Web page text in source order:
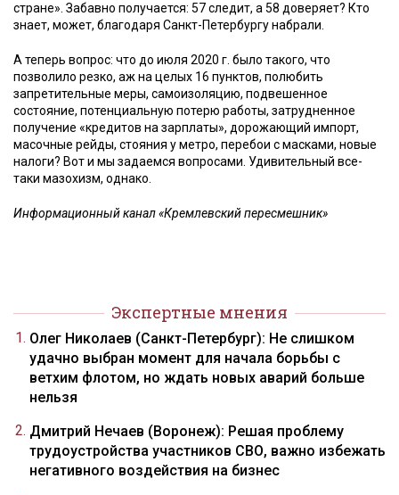
стране». Забавно получается: 57 следит, а 58 доверяет? Кто
знает, может, благодаря Санкт-Петербургу набрали.
А теперь вопрос: что до июля 2020 г. было такого, что
позволило резко, аж на целых 16 пунктов, полюбить
запретительные меры, самоизоляцию, подвешенное
состояние, потенциальную потерю работы, затрудненное
получение «кредитов на зарплаты», дорожающий импорт,
масочные рейды, стояния у метро, перебои с масками, новые
налоги? Вот и мы задаемся вопросами. Удивительный все-
таки мазохизм, однако.
Информационный канал «Кремлевский пересмешник»
Экспертные мнения
Олег Николаев (Санкт-Петербург): Не слишком
удачно выбран момент для начала борьбы с
ветхим флотом, но ждать новых аварий больше
нельзя
Дмитрий Нечаев (Воронеж): Решая проблему
трудоустройства участников СВО, важно избежать
негативного воздействия на бизнес